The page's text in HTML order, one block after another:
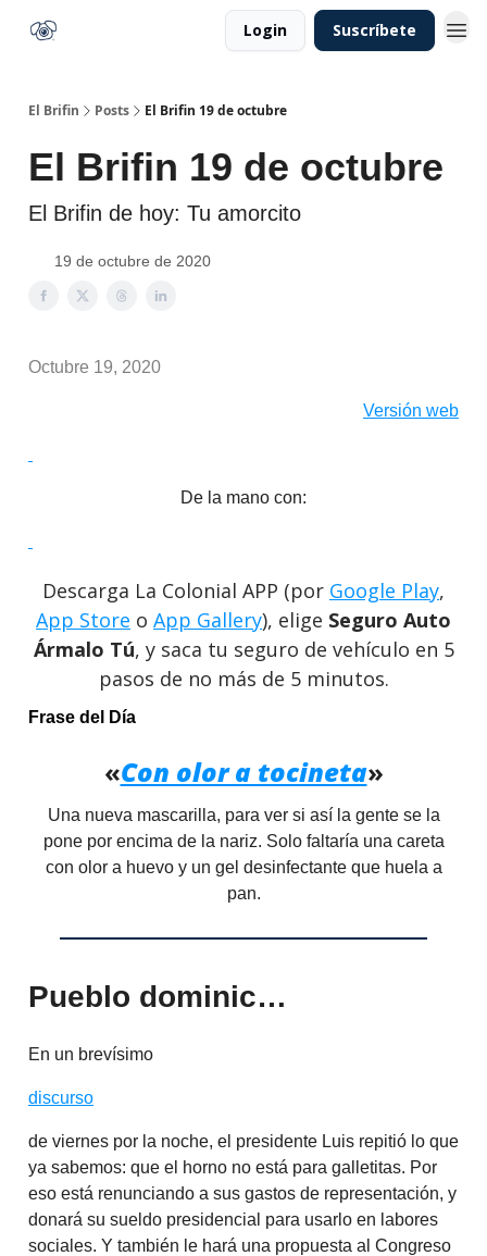
Login Suscríbete
El Brifin Posts El Brifin 19 de octubre
El Brifin 19 de octubre
El Brifin de hoy: Tu amorcito
19 de octubre de 2020
Octubre 19, 2020
Versión web
De la mano con:
Descarga La Colonial APP (por Google Play,
App Store o App Gallery), elige Seguro Auto
Ármalo Tú, y saca tu seguro de vehículo en 5
pasos de no más de 5 minutos.
Frase del Día
«Con olor a tocineta»
Una nueva mascarilla, para ver si así la gente se la
pone por encima de la nariz. Solo faltaría una careta
con olor a huevo y un gel desinfectante que huela a
pan.
Pueblo dominic…
En un brevísimo
discurso
de viernes por la noche, el presidente Luis repitió lo que
ya sabemos: que el horno no está para galletitas. Por
eso está renunciando a sus gastos de representación, y
donará su sueldo presidencial para usarlo en labores
sociales. Y también le hará una propuesta al Congreso